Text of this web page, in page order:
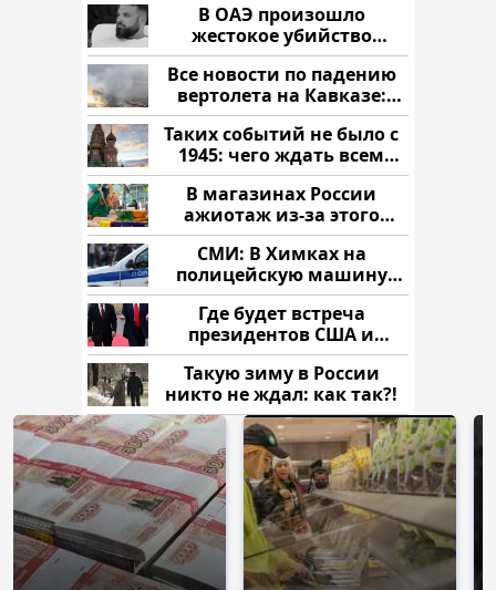
В ОАЭ произошло
жестокое убийство
криптомиллионера
Все новости по падению
вертолета на Кавказе:
читать здесь
Таких событий не было с
1945: чего ждать всем
нам?
В магазинах России
ажиотаж из-за этого
продукта: что купить?
СМИ: В Химках на
полицейскую машину
напали и подожгли.
Где будет встреча
президентов США и
России: Европа?
Такую зиму в России
никто не ждал: как так?!